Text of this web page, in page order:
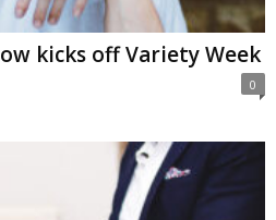
kicks off Variety Week
0